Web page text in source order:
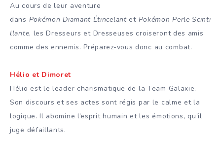
Au cours de leur aventure
dans Pokémon Diamant Étincelant et Pokémon Perle Scinti
llante, les Dresseurs et Dresseuses croiseront des amis
comme des ennemis. Préparez-vous donc au combat.
Hélio et Dimoret
Hélio est le leader charismatique de la Team Galaxie.
Son discours et ses actes sont régis par le calme et la
logique. Il abomine l’esprit humain et les émotions, qu’il
juge défaillants.